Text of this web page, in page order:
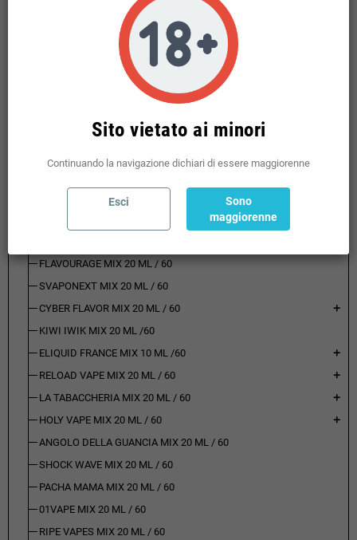
MINI SHOT 10 + 10 TPD
POD PRERICARICATE
SHOT 20 / 60 ML MIX SERIES
VAPORART MIX 30 ML / 60
PGVG LABS MIX 20 ML / 60
FLAVOURAGE MIX 20 ML / 60
SVAPONEXT MIX 20 ML / 60
CYBER FLAVOR MIX 20 ML / 60
add
KIWI IWIK MIX 20 ML /60
ELIQUID FRANCE MIX 10 ML /60
add
RELOAD VAPE MIX 20 ML / 60 add
LA TABACCHERIA MIX 20 ML / 60 add
HOLY VAPE MIX 20 ML / 60 add
ANGOLO DELLA GUANCIA MIX 20 ML / 60
SHOCK WAVE MIX 20 ML / 60
PACHA MAMA MIX 20 ML / 60
01VAPE MIX 20 ML / 60
RIPE VAPES MIX 20 ML / 60
Sito vietato ai minori
Continuando la navigazione dichiari di essere maggiorenne
Esci
Sono
maggiorenne